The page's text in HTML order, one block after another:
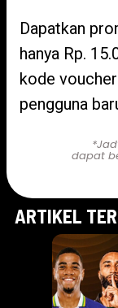
Dapatkan
hanya Rp.
kode
pengguna
dapat
ARTIKEL